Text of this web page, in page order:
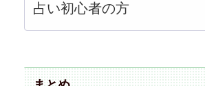
占い初心者の方